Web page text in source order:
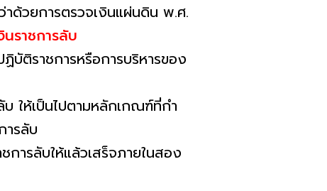
ด้วยการตรวจเงินแผ่นดิน พ.ศ.
ราชการลับ
บัติราชการหรือการบริหารของ
ให้เป็นไปตามหลักเกณฑ์ที่กํา
ารลับ
ารลับให้แล้วเสร็จภายในสอง